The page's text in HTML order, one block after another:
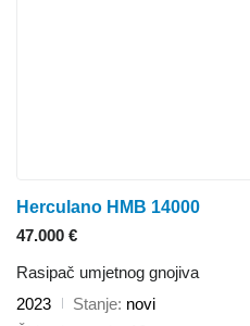
Herculano HMB 14000
47.000 €
Rasipač umjetnog gnojiva
2023
Stanje novi